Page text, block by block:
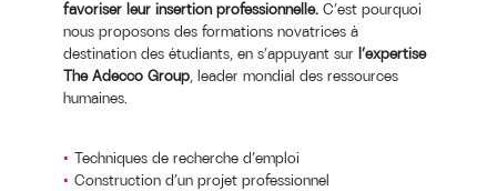
favoriser leur insertion professionnelle.C’est pourquoi
nous proposons des formations novatrices à
destination des étudiants, en s’appuyant sur l’expertise
The Adecco Group, leader mondial des ressources
humaines.
Techniques de recherche d’emploi
Construction d’un projet professionnel